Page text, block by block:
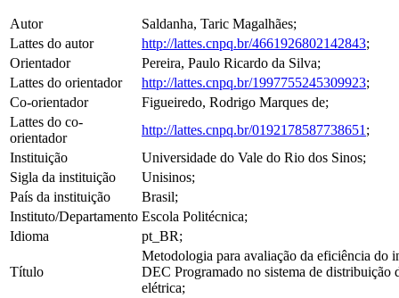
Autor
Saldanha, Taric Magalhães;
Lattes do autor
http://lattes.cnpq.br/4661926802142843;
Orientador
Pereira, Paulo Ricardo da Silva;
Lattes do orientador
http://lattes.cnpq.br/1997755245309923;
Co-orientador
Figueiredo, Rodrigo Marques de;
Lattes do co-
orientador
http://lattes.cnpq.br/0192178587738651 ;
Instituição
Universidade do Vale do Rio dos Sinos;
Sigla da instituição
Unisinos;
País da instituição
Brasil;
Instituto/Departamento Escola Politécnica;
Idioma
pt_BR;
Título
Metodologia para avaliação da eficiência do
DEC Programado no sistema de distribuição
elétrica;